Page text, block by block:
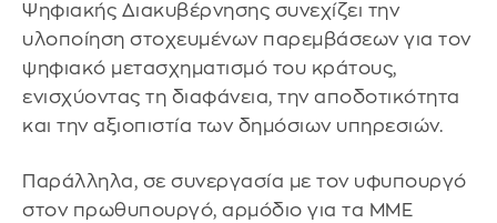
Ψηφιακής Διακυβέρνησης συνεχίζει την
υλοποίηση στοχευμένων παρεμβάσεων για τον
ψηφιακό μετασχηματισμό του κράτους,
ενισχύοντας τη διαφάνεια, την αποδοτικότητα
και την αξιοπιστία των δημόσιων υπηρεσιών.
Παράλληλα, σε συνεργασία με τον υφυπουργό
στον πρωθυπουργό, αρμόδιο για τα ΜΜΕ